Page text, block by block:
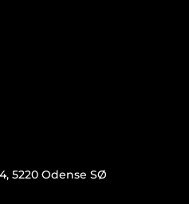
5220 Odense SØ